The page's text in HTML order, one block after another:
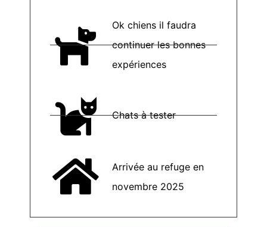
Ok chiens il faudra
continuer les bonnes
expériences
Chats à tester
Arrivée au refuge en
novembre 2025